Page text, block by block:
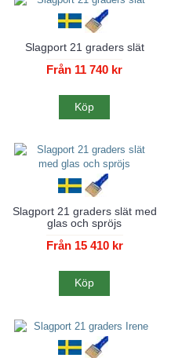
Slagport 21 graders slät
Från 11 740 kr
Köp
Slagport 21 graders slät med
glas och spröjs
Från 15 410 kr
Köp